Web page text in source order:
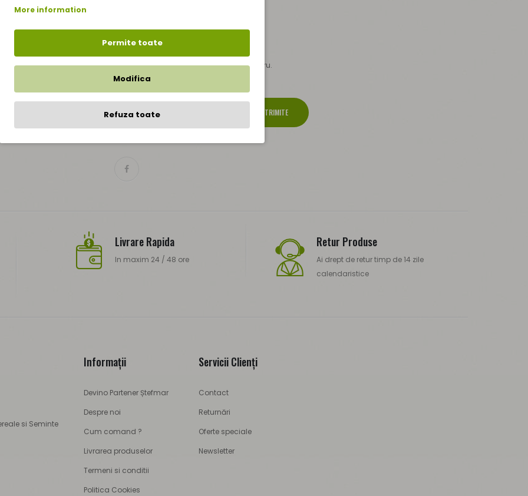
Abonare Newsletter
la curent cu știrile și promoțiile prin înscrierea la newsletter-ul nostru.
TRIMITE
Livrare Rapida
In maxim 24 / 48 ore
Retur Produse
Ai drept de retur timp de 14 zile
calendaristice
si Seminte
Informaţii
Devino Partener Ștefmar
Despre noi
Cum comand ?
Livrarea produselor
Termeni si conditii
Politica Cookies
Servicii Clienţi
Contact
Returnări
Oferte speciale
Newsletter
More information
Permite toate
Modifica
Refuza toate